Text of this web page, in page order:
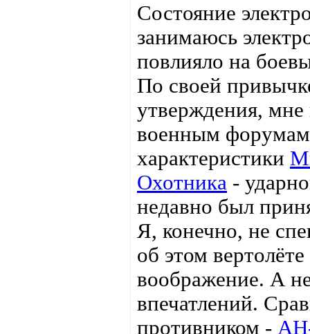
Состояние
занимаюсь
повлияло на
По своей
утверждения,
военным форумам
характеристики
Охотника -
недавно был
Я, конечно, не
об этом
воображение. А
впечатлений.
противником -